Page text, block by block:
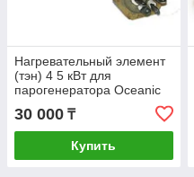
Нагревательный элемент
(тэн) 4 5 кВт для
парогенератора Oceanic
30 000 ₸
Купить